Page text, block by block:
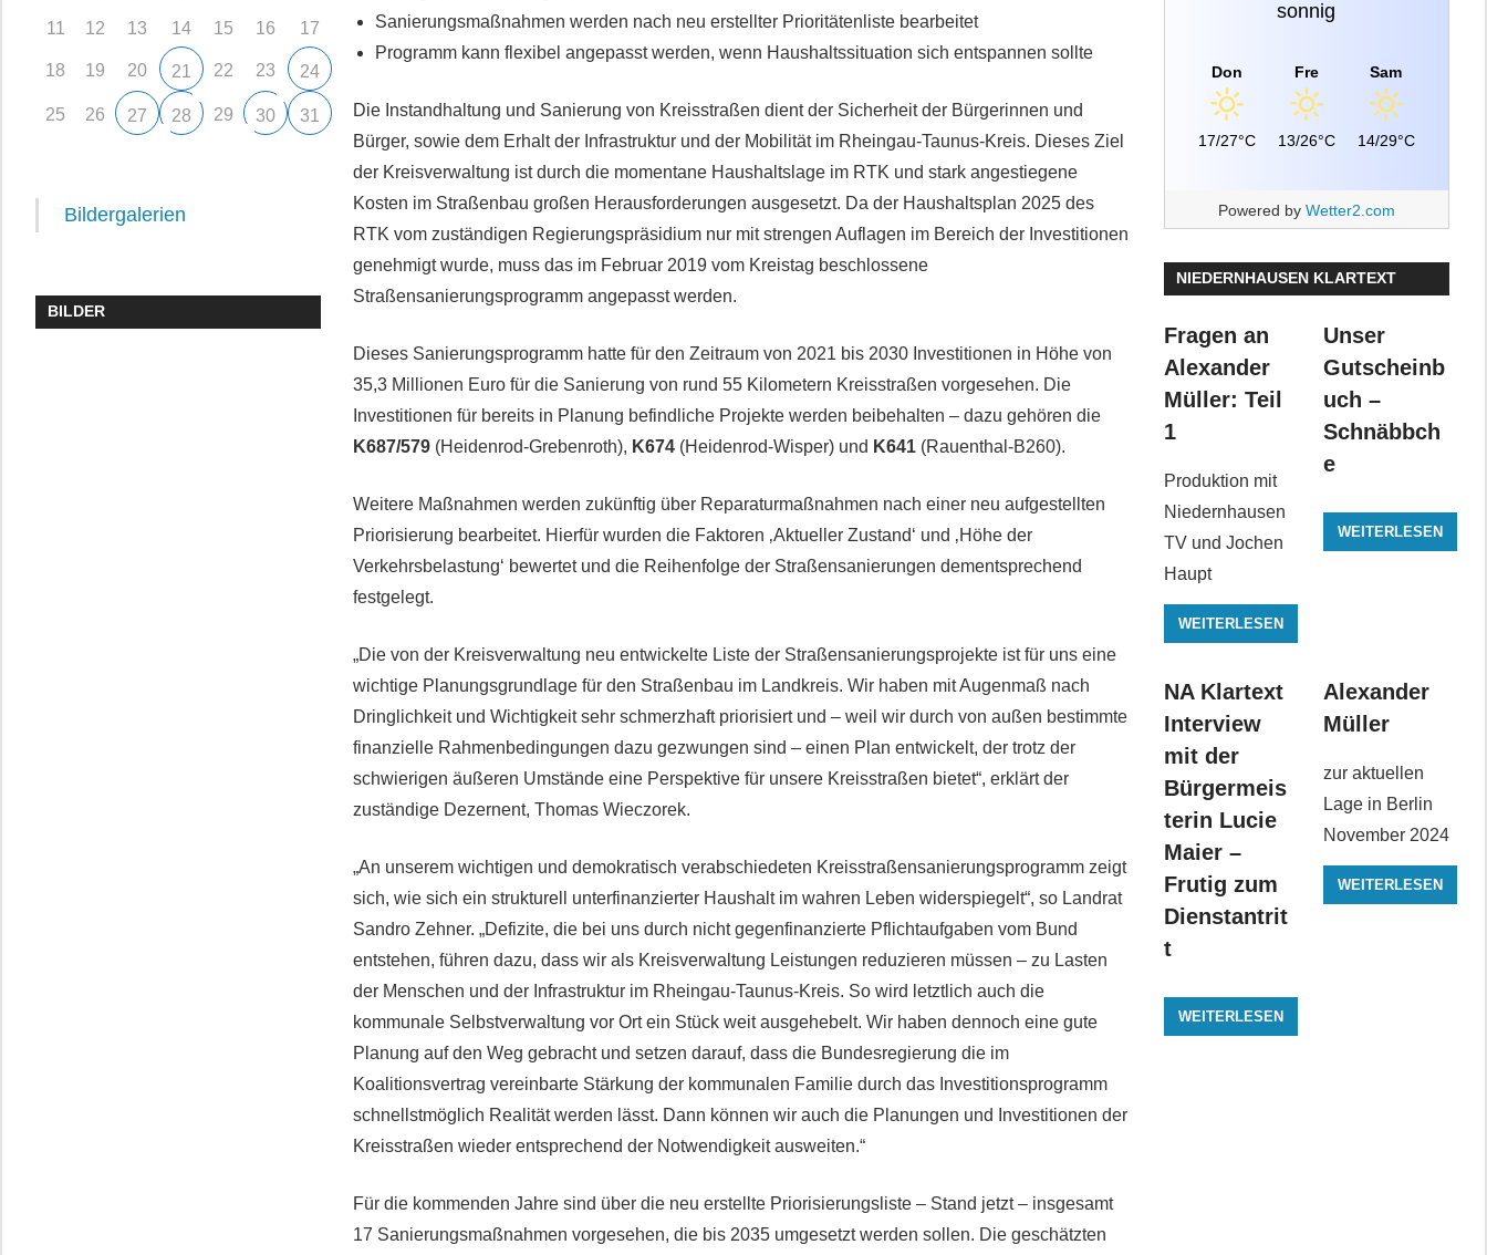
Sanierungsmaßnahmen werden nach neu erstellter Prioritätenliste bearbeitet
Programm kann flexibel angepasst werden, wenn Haushaltssituation sich entspannen sollte
Die Instandhaltung und Sanierung von Kreisstraßen dient der Sicherheit der Bürgerinnen und
Bürger, sowie dem Erhalt der Infrastruktur und der Mobilität im Rheingau-Taunus-Kreis. Dieses Ziel
der Kreisverwaltung ist durch die momentane Haushaltslage im RTK und stark angestiegene
Kosten im Straßenbau großen Herausforderungen ausgesetzt. Da der Haushaltsplan 2025 des
RTK vom zuständigen Regierungspräsidium nur mit strengen Auflagen im Bereich der Investitionen
genehmigt wurde, muss das im Februar 2019 vom Kreistag beschlossene
Straßensanierungsprogramm angepasst werden.
Dieses Sanierungsprogramm hatte für den Zeitraum von 2021 bis 2030 Investitionen in Höhe von
35,3 Millionen Euro für die Sanierung von rund 55 Kilometern Kreisstraßen vorgesehen. Die
Investitionen für bereits in Planung befindliche Projekte werden beibehalten – dazu gehören die
K687/579 (Heidenrod-Grebenroth), K674 (Heidenrod-Wisper) und K641 (Rauenthal-B260).
Weitere Maßnahmen werden zukünftig über Reparaturmaßnahmen nach einer neu aufgestellten
Priorisierung bearbeitet. Hierfür wurden die Faktoren ‚Aktueller Zustand‘ und ‚Höhe der
Verkehrsbelastung‘ bewertet und die Reihenfolge der Straßensanierungen dementsprechend
festgelegt.
„Die von der Kreisverwaltung neu entwickelte Liste der Straßensanierungsprojekte ist für uns eine
wichtige Planungsgrundlage für den Straßenbau im Landkreis. Wir haben mit Augenmaß nach
Dringlichkeit und Wichtigkeit sehr schmerzhaft priorisiert und – weil wir durch von außen bestimmte
finanzielle Rahmenbedingungen dazu gezwungen sind – einen Plan entwickelt, der trotz der
schwierigen äußeren Umstände eine Perspektive für unsere Kreisstraßen bietet“, erklärt der
zuständige Dezernent, Thomas Wieczorek.
„An unserem wichtigen und demokratisch verabschiedeten Kreisstraßensanierungsprogramm zeigt
sich, wie sich ein strukturell unterfinanzierter Haushalt im wahren Leben widerspiegelt“, so Landrat
Sandro Zehner. „Defizite, die bei uns durch nicht gegenfinanzierte Pflichtaufgaben vom Bund
entstehen, führen dazu, dass wir als Kreisverwaltung Leistungen reduzieren müssen – zu Lasten
der Menschen und der Infrastruktur im Rheingau-Taunus-Kreis. So wird letztlich auch die
kommunale Selbstverwaltung vor Ort ein Stück weit ausgehebelt. Wir haben dennoch eine gute
Planung auf den Weg gebracht und setzen darauf, dass die Bundesregierung die im
Koalitionsvertrag vereinbarte Stärkung der kommunalen Familie durch das Investitionsprogramm
schnellstmöglich Realität werden lässt. Dann können wir auch die Planungen und Investitionen der
Kreisstraßen wieder entsprechend der Notwendigkeit ausweiten.“
Für die kommenden Jahre sind über die neu erstellte Priorisierungsliste – Stand jetzt – insgesamt
17 Sanierungsmaßnahmen vorgesehen, die bis 2035 umgesetzt werden sollen. Die geschätzten
11 12 13 14 15 16 17
18 19 20 21 22 23 24
25 26 27 28 29 30 31
Bildergalerien
BILDER
sonnig
Don
17/27°C
Fre
13/26°C
Sam
14/29°C
Powered by Wetter2.com
NIEDERNHAUSEN KLARTEXT
Fragen an
Alexander
Müller: Teil
1
Produktion mit
Niedernhausen
TV und Jochen
Haupt
WEITERLESEN
Unser
Gutscheinb
uch –
Schnäbbch
e
WEITERLESEN
NA Klartext
Interview
mit der
Bürgermeis
terin Lucie
Maier –
Frutig zum
Dienstantrit
t
WEITERLESEN
Alexander
Müller
zur aktuellen
Lage in Berlin
November 2024
WEITERLESEN